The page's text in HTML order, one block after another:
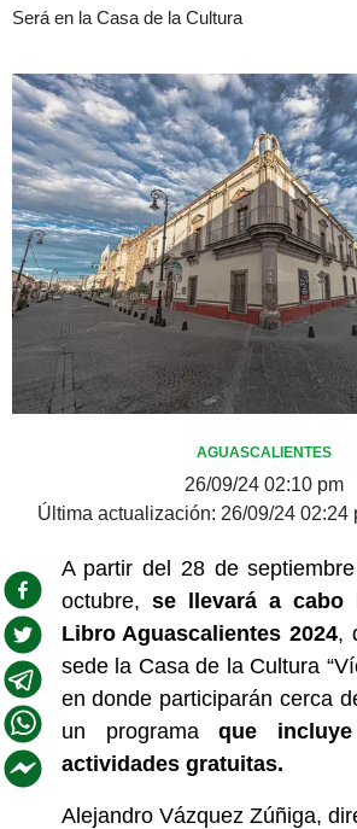
Será en la Casa de la Cultura
AGUASCALIENTES
26/09/24 02:10 pm
Última actualización: 26/09/24 02:24
A partir del 28 de
octubre, se llevará a cabo
Libro Aguascalientes 2024,
sede la Casa de la Cultura
en donde participarán cerca
un programaque
actividades gratuitas.
Alejandro Vázquez Zúñiga,